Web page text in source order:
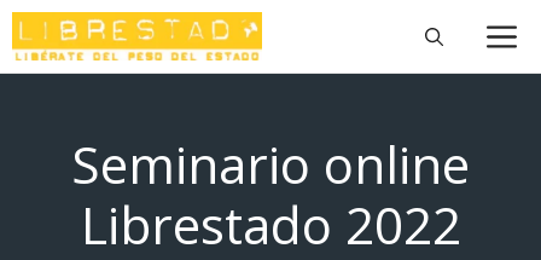
Saltar
al
contenido
Seminario online
Librestado 2022